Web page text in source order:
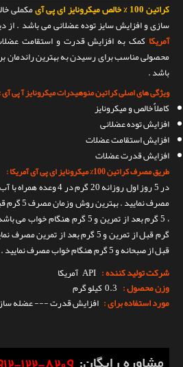
کراتین 100 % خالص میکرونایز ای پی آی
مکملی
سازی و افزایش سایز توده عضلانی می باشد . از
آمریکا کمک به افزایش قدرت و استقامت
محصولی مناسب برای رسیدن به بهترین راندمان
باشد .
ویژگی های اصلی کراتین منوهیدرات میکرونایز آ پی آی :
کاملاٌ خالص و میکرونایز
افزایش توده عضلانی
افزایش استقامت عضلات
افزایش قدرت عضلات
طریق مصرف کراتین 100% میکرونایز ای پی آی آمریکا :
در 5 روز اول روزانه 20
، 5 گرم بعد از تمرین و 5 گرم هنگام خواب می باشد . بعد از دوران
قبل از صبحانه و 5 گرم هنگام خواب مصرف نمایید .
شرکت تولید کننده : API آمریکا
وزن محصول : 0.3 کیلو گرم
مورد استفاده برای : افزایش قدرت --- عضله